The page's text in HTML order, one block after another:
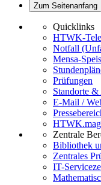
Zum Seitenanfang
Quicklinks
HTWK-
Notfall
Mensa-
Prüfungen
Standorte &
E-Mail /
Zentrale
Bibliothek
Zentrales
IT-